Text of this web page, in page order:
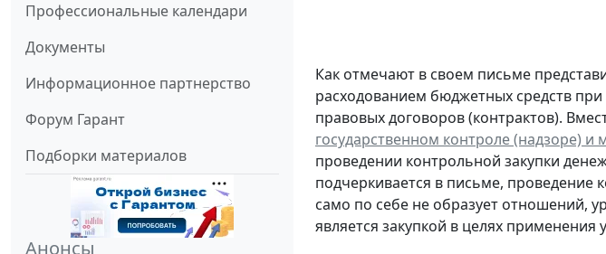
Профессиональные календари
Документы
Информационное партнерство
Форум Гарант
Подборки материалов
Анонсы
Как отмечают в своем письме
расходованием бюджетных средств
правовых договоров (контрактов).
государственном контроле (надзоре)
проведении контрольной закупки
подчеркивается в письме, проведение
само по себе не образует отношений,
является закупкой в целях применения